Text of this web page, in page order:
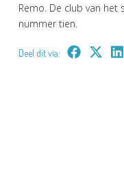
Remo. De club van
nummer tien.
Deel dit via: